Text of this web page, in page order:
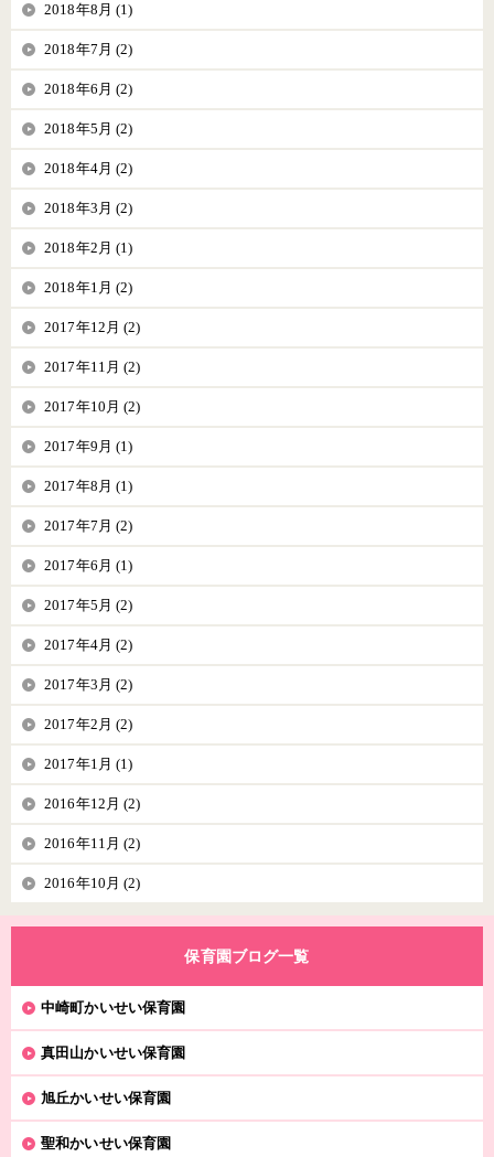
2018年8月 (1)
2018年7月 (2)
2018年6月 (2)
2018年5月 (2)
2018年4月 (2)
2018年3月 (2)
2018年2月 (1)
2018年1月 (2)
2017年12月 (2)
2017年11月 (2)
2017年10月 (2)
2017年9月 (1)
2017年8月 (1)
2017年7月 (2)
2017年6月 (1)
2017年5月 (2)
2017年4月 (2)
2017年3月 (2)
2017年2月 (2)
2017年1月 (1)
2016年12月 (2)
2016年11月 (2)
2016年10月 (2)
保育園ブログ一覧
中崎町かいせい保育園
真田山かいせい保育園
旭丘かいせい保育園
聖和かいせい保育園